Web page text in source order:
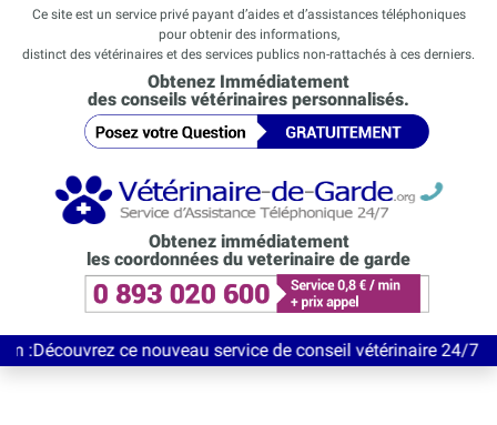
Ce site est un service privé payant d’aides et d’assistances téléphoniques
pour obtenir des informations,
distinct des vétérinaires et des services publics non-rattachés à ces derniers.
Obtenez Immédiatement
des conseils vétérinaires personnalisés.
Obtenez immédiatement
les coordonnées du veterinaire de garde
ce nouveau service de conseil vétérinaire 24/7